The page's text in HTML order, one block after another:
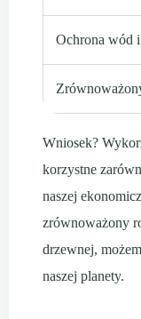
Ochrona wód
Wniosek?
korzystne
naszej
zrównoważony
drzewnej,
naszej planety.